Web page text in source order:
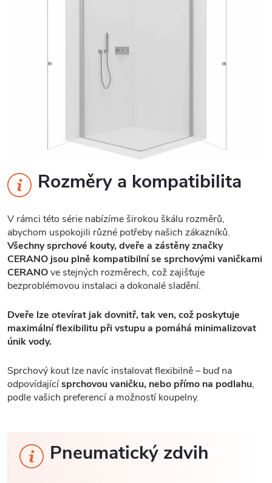
Rozměry a kompatibilita
V rámci této série nabízíme širokou škálu rozměrů,
abychom uspokojili různé potřeby našich zákazníků.
Všechny sprchové kouty, dveře a zástěny značky
CERANO jsou plně kompatibilní se sprchovými vaničkami
CERANOve stejných rozměrech, což zajišťuje
bezproblémovou instalaci a dokonalé sladění.
Dveře lze otevírat jak dovnitř, tak ven, což poskytuje
maximální flexibilitu při vstupu a pomáhá minimalizovat
únik vody.
Sprchový kout lze navíc instalovat flexibilně – buď na
odpovídajícísprchovou vaničku, nebo přímo na podlahu,
podle vašich preferencí a možností koupelny.
Pneumatický zdvih